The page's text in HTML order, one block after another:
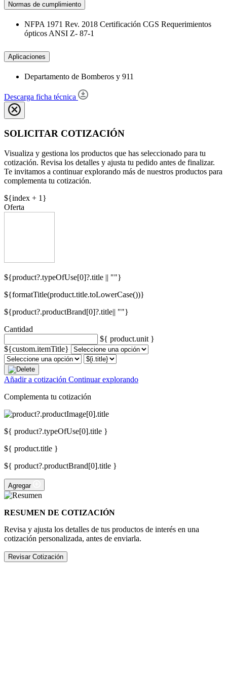
Normas de cumplimiento
NFPA 1971 Rev. 2018 Certificación CGS Requerimientos
ópticos ANSI Z- 87-1
Aplicaciones
Departamento de Bomberos y 911
Descarga ficha técnica
SOLICITAR COTIZACIÓN
Visualiza y gestiona los productos que has seleccionado para tu
cotización. Revisa los detalles y ajusta tu pedido antes de finalizar.
Te invitamos a continuar explorando más de nuestros productos para
complementa tu cotización.
${index + 1}
Oferta
${product?.typeOfUse[0]?.title || ""}
${formatTitle(product.title.toLowerCase())}
${product?.productBrand[0]?.title|| ""}
Cantidad
${ product.unit }
${custom.itemTitle}
Añadir a cotización Continuar explorando
Complementa tu cotización
${ product?.typeOfUse[0].title }
${ product.title }
${ product?.productBrand[0].title }
Agregar
RESUMEN DE COTIZACIÓN
Revisa y ajusta los detalles de tus productos de interés en una
cotización personalizada, antes de enviarla.
Revisar Cotización